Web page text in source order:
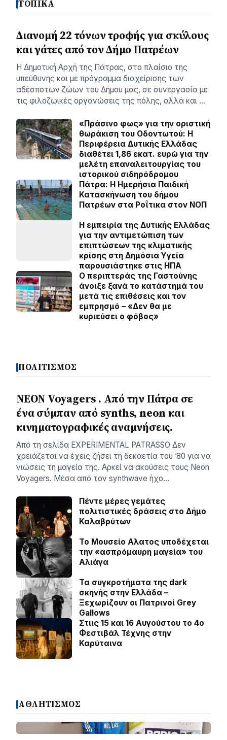
ΤΟΠΙΚΑ
Διανομή 22 τόνων τροφής για σκύλους
και γάτες από τον Δήμο Πατρέων
Η Δημοτική Αρχή της Πάτρας, στο πλαίσιο της
υπεύθυνης και με πρόγραμμα διαχείρισης των
αδέσποτων ζώων του Δήμου μας, σε συνεργασία με
τις φιλοζωικές οργανώσεις της πόλης, αλλά και …
«Πράσινο φως» για την οριστική
θωράκιση του Οδοντωτού: Η
Περιφέρεια Δυτικής Ελλάδας
διαθέτει 1,86 εκατ. ευρώ για την
μελέτη επαναλειτουργίας του
ιστορικού σιδηρόδρομου
Πάτρα: Η Ημερήσια Παιδική
Κατασκήνωση του δήμου
Πατρέων στα Ροΐτικα στον ΝΟΠ
Η εμπειρία της Δυτικής Ελλάδας
για την αντιμετώπιση των
επιπτώσεων της κλιματικής
κρίσης στη Δημόσια Υγεία
παρουσιάστηκε στις ΗΠΑ
Ο περιπτεράς της Γαστούνης
άνοιξε ξανά το κατάστημά του
μετά τις επιθέσεις και τον
εμπρησμό – «Δεν θα με
κυριεύσει ο φόβος»
ΠΟΛΙΤΙΣΜΟΣ
NEON Voyagers . Από την Πάτρα σε
ένα σύμπαν από synths, neon και
κινηματογραφικές αναμνήσεις.
Aπό τη σελίδα ΕXPERIMENTAL PATRASSO Δεν
χρειάζεται να έχεις ζήσει τη δεκαετία του ’80 για να
νιώσεις τη μαγεία της. Αρκεί να ακούσεις τους Neon
Voyagers. Μέσα από τον synthwave ήχο…
Πέντε μέρες γεμάτες
πολιτιστικές δράσεις στο Δήμο
Καλαβρύτων
Το Μουσείο Αλατος υποδέχεται
την «ασπρόμαυρη μαγεία» του
Αλιάγα
Τα συγκροτήματα της dark
σκηνής στην Ελλάδα –
Ξεχωρίζουν οι Πατρινοί Grey
Gallows
Στιις 15 και 16 Αυγούστου το 4ο
Φεστιβάλ Τέχνης στην
Καρύταινα
ΑΘΛΗΤΙΣΜΟΣ